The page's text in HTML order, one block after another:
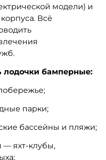
модели) и
Всё
лодочки бамперные:
парки;
бассейны и пляжи;
— яхт-клубы,